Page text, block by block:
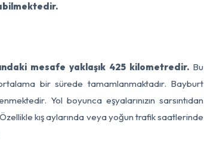
mesafe yaklaşık 425 kilometredir.Bu
ortalama bir sürede tamamlanmaktadır. Bayburt
Yol boyunca eşyalarınızın sarsıntıdan
kış aylarında veya yoğun trafik saatlerinde